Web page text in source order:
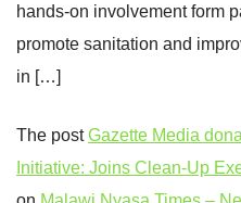
hands-on involvement form
promote sanitation and
in […]
The postGazette Media
Initiative: Joins Clean-Up